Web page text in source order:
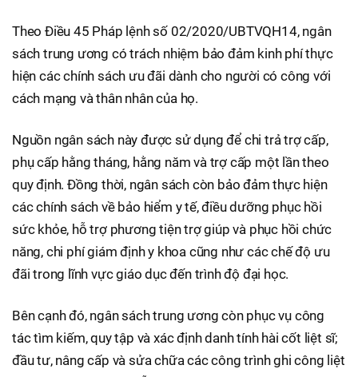
Theo Điều 45 Pháp lệnh số 02/2020/UBTVQH14, ngân
sách trung ương có trách nhiệm bảo đảm kinh phí thực
hiện các chính sách ưu đãi dành cho người có công với
cách mạng và thân nhân của họ.
Nguồn ngân sách này được sử dụng để chi trả trợ cấp,
phụ cấp hằng tháng, hằng năm và trợ cấp một lần theo
quy định. Đồng thời, ngân sách còn bảo đảm thực hiện
các chính sách về bảo hiểm y tế, điều dưỡng phục hồi
sức khỏe, hỗ trợ phương tiện trợ giúp và phục hồi chức
năng, chi phí giám định y khoa cũng như các chế độ ưu
đãi trong lĩnh vực giáo dục đến trình độ đại học.
Bên cạnh đó, ngân sách trung ương còn phục vụ công
tác tìm kiếm, quy tập và xác định danh tính hài cốt liệt sĩ;
đầu tư, nâng cấp và sửa chữa các công trình ghi công liệt